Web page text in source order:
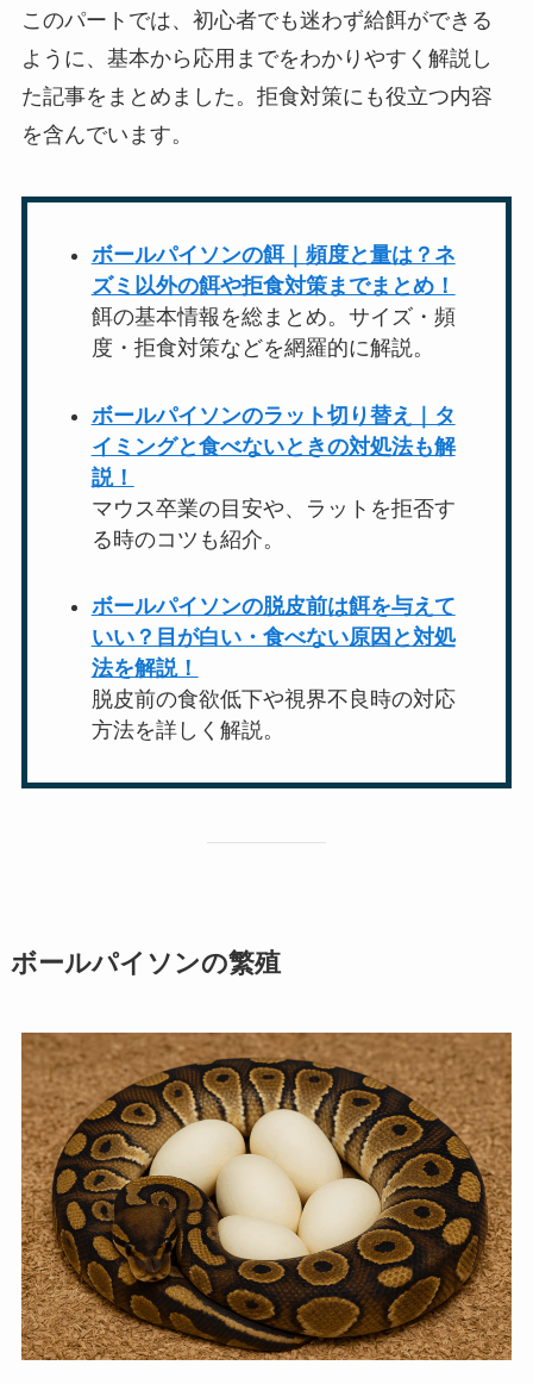
このパートでは、初心者でも迷わず給餌ができる
ように、基本から応用までをわかりやすく解説し
た記事をまとめました。拒食対策にも役立つ内容
を含んでいます。
ボールパイソンの餌｜頻度と量は？ネ
ズミ以外の餌や拒食対策までまとめ！
餌の基本情報を総まとめ。サイズ・頻
度・拒食対策などを網羅的に解説。
ボールパイソンのラット切り替え｜タ
イミングと食べないときの対処法も解
説！
マウス卒業の目安や、ラットを拒否す
る時のコツも紹介。
ボールパイソンの脱皮前は餌を与えて
いい？目が白い・食べない原因と対処
法を解説！
脱皮前の食欲低下や視界不良時の対応
方法を詳しく解説。
ボールパイソンの繁殖